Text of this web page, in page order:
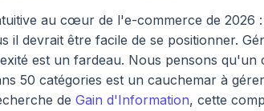
au cœur de l'e-commerce de 2026
il devrait être facile de se positionner.
est un fardeau. Nous pensons qu'un
50 catégories est un cauchemar à
de Gain d'Information, cette